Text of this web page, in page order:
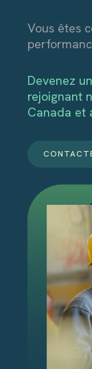
Vous êtes
Devenez
rejoignant
Canada et